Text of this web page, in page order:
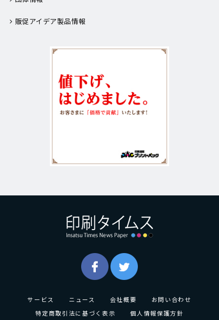
販促アイデア製品情報
サービス ニュース 会社概要
お問い合わせ
特定商取引法に基づく表示
個人情報保護方針